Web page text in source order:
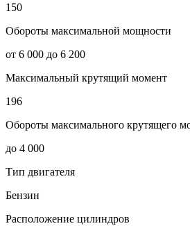
150
Обороты максимальной мощности
от 6 000 до 6 200
Максимальный крутящий момент
196
Обороты максимального крутящего
до 4 000
Тип двигателя
Бензин
Расположение цилиндров